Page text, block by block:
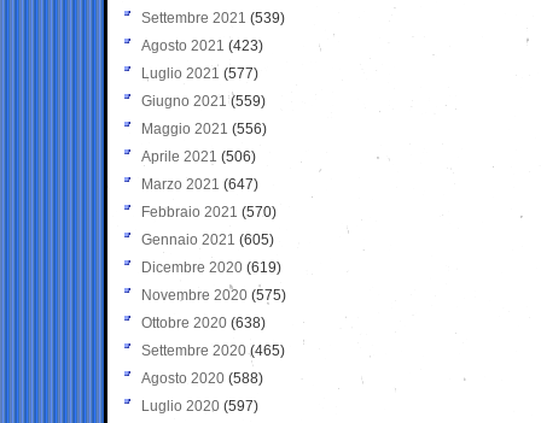
Settembre 2021 (539)
Agosto 2021 (423)
Luglio 2021 (577)
Giugno 2021(559)
Maggio 2021 (556)
Aprile 2021 (506)
Marzo 2021 (647)
Febbraio 2021 (570)
Gennaio 2021 (605)
Dicembre 2020 (619)
Novembre 2020 (575)
Ottobre 2020 (638)
Settembre 2020(465)
Agosto 2020 (588)
Luglio 2020 (597)